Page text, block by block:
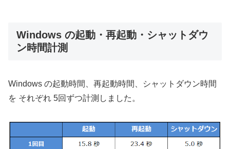
Windows の起動・再起動・シャットダウ
ン時間計測
Windows の起動時間、再起動時間、シャットダウン時間
を それぞれ 5回ずつ計測しました。